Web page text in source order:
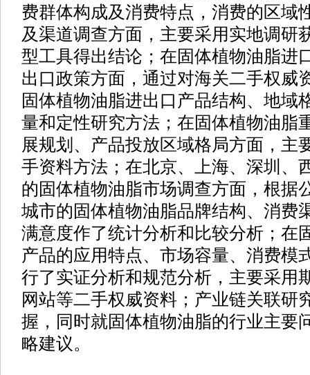
费群体构成及消费特点，消费的区域
及渠道调查方面，主要采用实地调研
型工具得出结论；在固体植物油脂进
出口政策方面，通过对海关二手权威
固体植物油脂进出口产品结构、地域
量和定性研究方法；在固体植物油脂
展规划、产品投放区域格局方面，主
手资料方法；在北京、上海、深圳、
的固体植物油脂市场调查方面，根据
城市的固体植物油脂品牌结构、消费
满意度作了统计分析和比较分析；在
产品的应用特点、市场容量、消费模
行了实证分析和规范分析，主要采用
网站等二手权威资料；产业链关联研
握，同时就固体植物油脂的行业主要
略建议。